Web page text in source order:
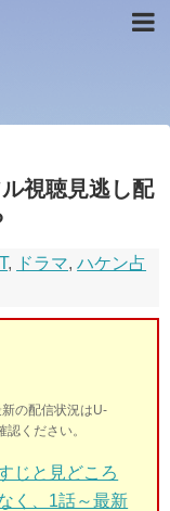
視聴見逃し配
, ドラマ,ハケン占
の配信状況はU-
ください。
じと見どころ
く、1話～最新